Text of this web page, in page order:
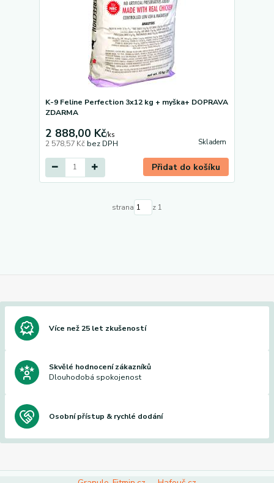
K-9 Feline Perfection 3x12 kg + myška+ DOPRAVA
ZDARMA
2 888,00 Kč/ks
2 578,57 Kč bez DPH Skladem
Přidat do košíku
strana z 1
Více než 25 let zkušeností
Skvělé hodnocení zákazníků
Dlouhodobá spokojenost
Osobní přístup & rychlé dodání